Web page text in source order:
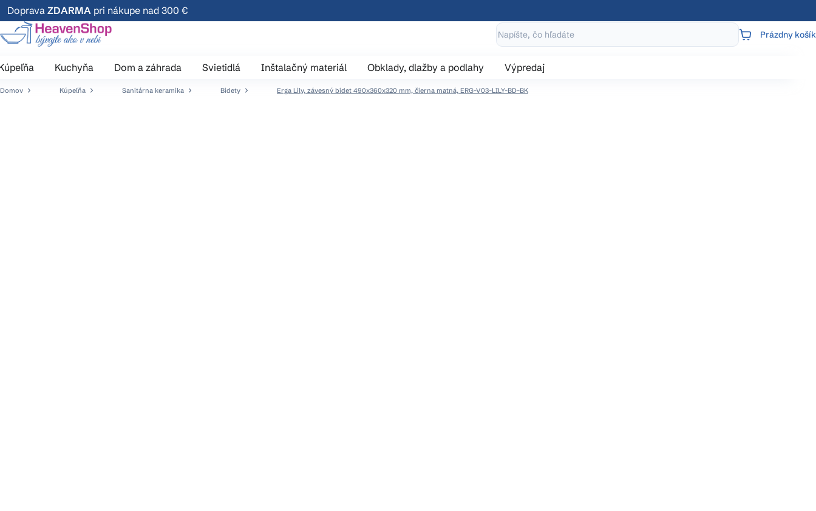
Prejsť
na
obsah
Doprava ZDARMA pri nákupe nad 300 €
NÁKUPNÝ
Prázdny košík
Kuchyňa Dom a záhrada Svietidlá Inštalačný materiál Obklady, dlažby a podlahy Výpredaj
Domov Kúpeľňa Sanitárna keramika Bidety Erga Lily, závesný bidet 490x360x320 mm, čierna matná, ERG-V03-LILY-BD-BK